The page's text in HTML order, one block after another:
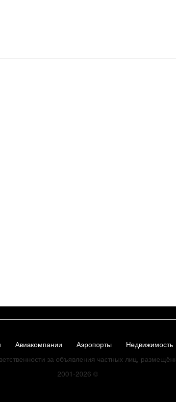
Авиакомпании Аэропорты Недвижимость
за объявления частных лиц,
2001-2026 ©